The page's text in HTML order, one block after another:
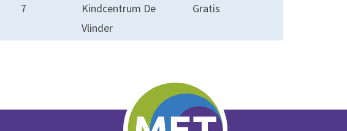
7
Kindcentrum De
Vlinder
Gratis